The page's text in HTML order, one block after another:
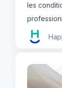
les